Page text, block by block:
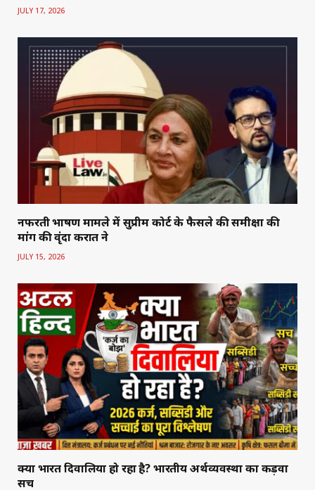
JULY 17, 2026
नफरती भाषण मामले में सुप्रीम कोर्ट के फैसले की समीक्षा की
मांग की वृंदा करात ने
JULY 15, 2026
क्या भारत दिवालिया हो रहा है? भारतीय अर्थव्यवस्था का कड़वा
सच